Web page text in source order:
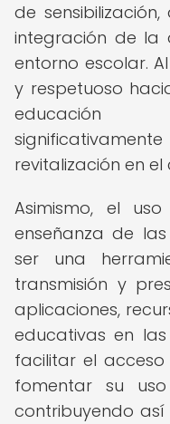
de
integración de la
entorno escolar.
y respetuoso
educación
revitalización en el
Asimismo, el
enseñanza de
ser una
transmisión y
aplicaciones,
educativas en
facilitar el
fomentar su
contribuyendo